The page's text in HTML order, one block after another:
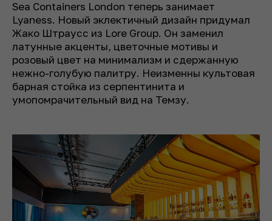
Sea Containers London теперь занимает
Lyaness. Новый эклектичный дизайн придумал
Жако Штраусс из Lore Group. Он заменил
латунные акценты, цветочные мотивы и
розовый цвет на минимализм и сдержанную
нежно-голубую палитру. Неизменны культовая
барная стойка из серпентинита и
умопомрачительный вид на Темзу.